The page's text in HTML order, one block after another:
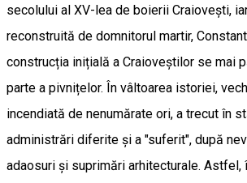
secolului al XV-lea de boierii Craiovești,
reconstruită de domnitorul martir,
construcția inițială a Craioveștilor se mai
parte a pivnițelor. În vâltoarea istoriei,
incendiată de nenumărate ori, a trecut în
administrări diferite și a "suferit", după
adaosuri și suprimări arhitecturale. Astfel,